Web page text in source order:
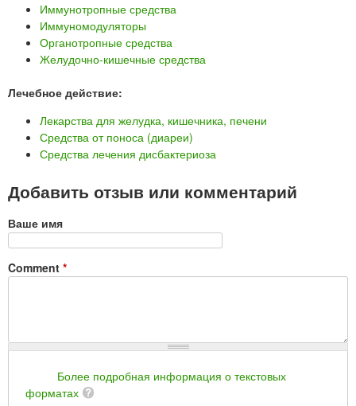
Иммунотропные средства
Иммуномодуляторы
Органотропные средства
Желудочно-кишечные средства
Лечебное действие:
Лекарства для желудка, кишечника, печени
Средства от поноса (диареи)
Средства лечения дисбактериоза
Добавить отзыв или комментарий
Ваше имя
Comment *
Более подробная информация о текстовых
форматах